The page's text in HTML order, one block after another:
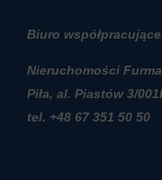
Biuro
Nieruchomości
Piła, al. Piastów 3/
tel. +48 67 351 50 50